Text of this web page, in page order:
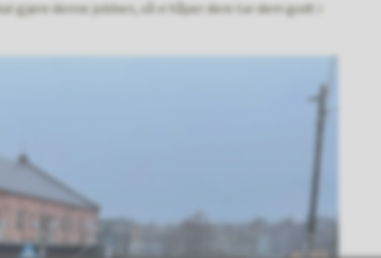
gjøre denne jobben, så vi håper dere tar dem godt i